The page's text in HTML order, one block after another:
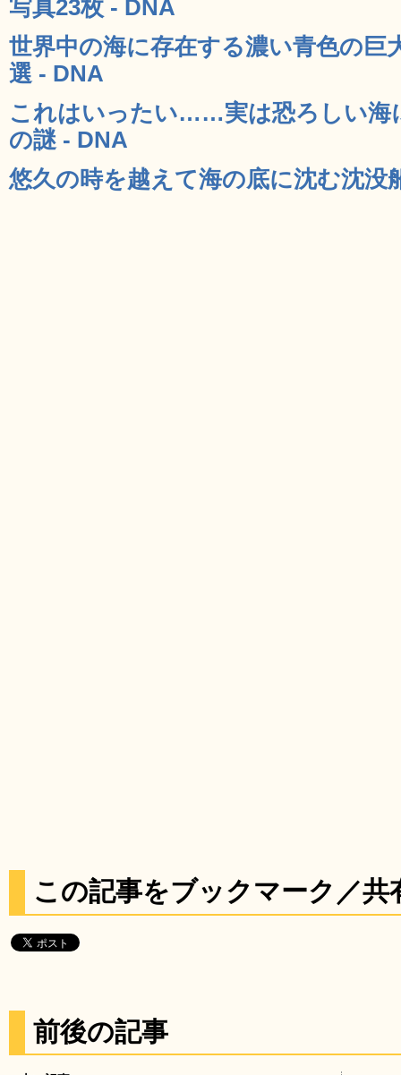
写真23枚 - DNA
世界中の海に存在する濃い青色の巨
選 - DNA
これはいったい……実は恐ろしい海
の謎 - DNA
悠久の時を越えて海の底に沈む沈没
この記事をブックマーク／共
前後の記事